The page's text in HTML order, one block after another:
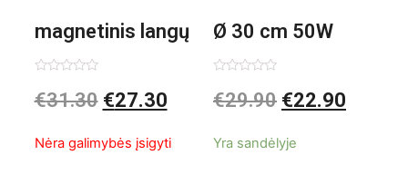
magnetinis langų
valiklis Klinmag
0
iš
€31.30 €27.30
Nėra galimybės įsigyti
Ø 30 cm 50W
Baltai pilkas
0
iš
€29.90 €22.90
Yra sandėlyje